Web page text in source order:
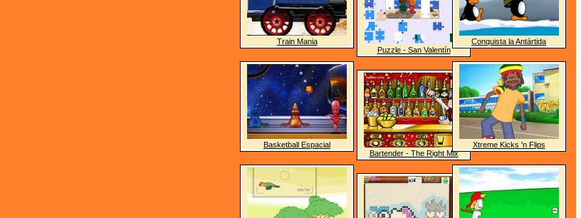
Train Mania
Basketball Espacial
Puzzle - San Valentín
Bartender - The Right Mix
Conquista la Antártida
Xtreme Kicks 'n Flips